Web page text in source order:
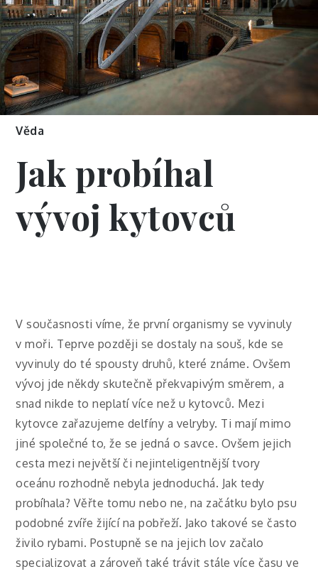
Věda
Jak probíhal
vývoj kytovců
V současnosti víme, že první organismy se vyvinuly
v moři. Teprve později se dostaly na souš, kde se
vyvinuly do té spousty druhů, které známe. Ovšem
vývoj jde někdy skutečně překvapivým směrem, a
snad nikde to neplatí více než u kytovců. Mezi
kytovce zařazujeme delfíny a velryby. Ti mají mimo
jiné společné to, že se jedná o savce. Ovšem jejich
cesta mezi největší či nejinteligentnější tvory
oceánu rozhodně nebyla jednoduchá. Jak tedy
probíhala? Věřte tomu nebo ne, na začátku bylo psu
podobné zvíře žijící na pobřeží. Jako takové se často
živilo rybami. Postupně se na jejich lov začalo
specializovat a zároveň také trávit stále více času ve